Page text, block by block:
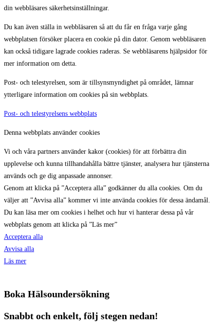
din webbläsares säkerhetsinställningar.
Du kan även ställa in webbläsaren så att du får en fråga varje gång
webbplatsen försöker placera en cookie på din dator. Genom webbläsaren
kan också tidigare lagrade cookies raderas. Se webbläsarens hjälpsidor för
mer information om detta.
Post- och telestyrelsen, som är tillsynsmyndighet på området, lämnar
ytterligare information om cookies på sin webbplats.
Post- och telestyrelsens webbplats
Denna webbplats använder cookies
Vi och våra partners använder kakor (cookies) för att förbättra din
upplevelse och kunna tillhandahålla bättre tjänster, analysera hur tjänsterna
används och ge dig anpassade annonser.
Genom att klicka på ”Acceptera alla” godkänner du alla cookies. Om du
väljer att ”Avvisa alla” kommer vi inte använda cookies för dessa ändamål.
Du kan läsa mer om cookies i helhet och hur vi hanterar dessa på vår
webbplats genom att klicka på ”Läs mer”
Acceptera alla
Avvisa alla
Läs mer
Boka Hälsoundersökning
Snabbt och enkelt, följ stegen nedan!